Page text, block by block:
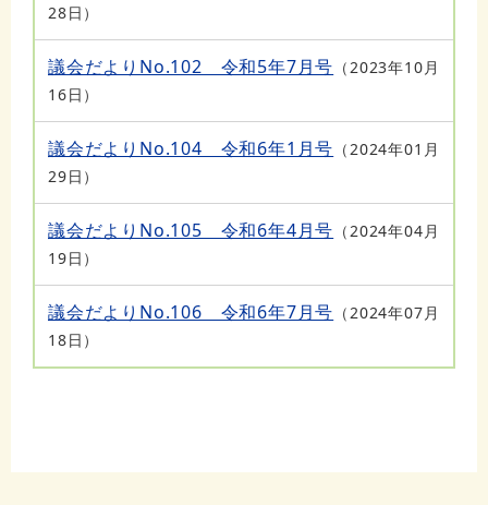
28日
議会だよりNo.102 令和5年7月号
2023年10月
16日
議会だよりNo.104 令和6年1月号
2024年01月
29日
議会だよりNo.105 令和6年4月号
2024年04月
19日
議会だよりNo.106 令和6年7月号
2024年07月
18日